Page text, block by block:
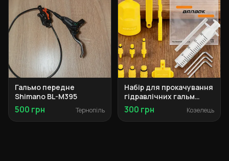
Гальмо передне
Shimano BL-M395
500 грн Тернопіль
Набір для прокачування
гідравлічних гальм
(повний комплект)
300 грн Козелець